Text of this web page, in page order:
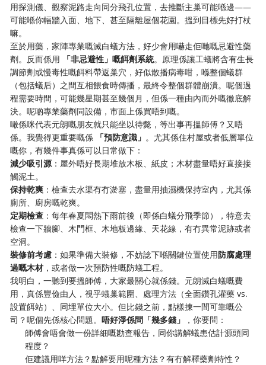
用探測儀、觀察泥路走向同分飛孔位置，去推斷主巢可能喺邊——
可能喺你幅牆入面、地下、甚至隔離屋個花園。搵到目標先好打杖
嘛。
至於用藥，家陣專業嘅滅白蟻方法，好少會用嚇走佢哋嘅忌避性藥
劑。反而係用
「非忌避性」嘅餌劑系統。原理係讓工蟻將含有生長
調節劑或慢毒性嘅餌料帶返巢穴，好似散播病毒咁，喺整個蟻群
（包括蟻后）之間互相餵食時傳播，最終令整個群體崩潰。呢個過
程需要時間，可能幾星期甚至幾個月，但係一種由內而外嘅徹底解
決。呢啲專業藥劑同設備，市面上係買唔到嘅。
噉係咪代表元朗嘅朋友就只能坐以待斃，等出事再搵師傅？又唔
係。我覺得更重要嘅係
「預防意識」 。尤其係住村屋或者低層單位
嘅你，有幾件事真係可以日常做下：
減少吸引源：屋外唔好長期堆放木板、紙皮；木材盡量唔好直接接
觸泥土。
保持乾爽 ：檢查去水渠有冇淤塞，盡量用抽濕機保持室內，尤其係
廁所、廚房嘅乾爽。
定期檢查 ：每年春夏悶熱下雨前後（即係白蟻分飛季節），特意去
檢查一下牆腳、木門框、木地板邊緣、天花線，有冇異常泥跡或者
空洞。
裝修前考慮 ：如果準備大裝修，不妨諗下喺關鍵位置使用防腐處理
過嘅木材 ，或者做一次預防性嘅防蟻工程。
我明白，一聽到要搵師傅，大家最關心就係錢。元朗滅白蟻嘅費
用，真係豐儉由人，視乎蟻巢範圍、處理方法（全面鑽孔灌藥 vs.
設置餌站）、同埋單位大小。但比錢之前，點樣揀一間可靠嘅公
司？呢個先係核心問題。唔好淨係問「幾多錢」
，你要問：
師傅會唔會做一份詳細嘅勘查報告，同你講解蟻患估計源頭同
程度？
佢建議用咩方法？點解要用呢種方法？有冇解釋藥劑特性？